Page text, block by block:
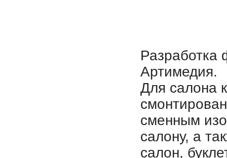
Разработка
Артимедия.
Для салона
сменным
салону, а
салон,